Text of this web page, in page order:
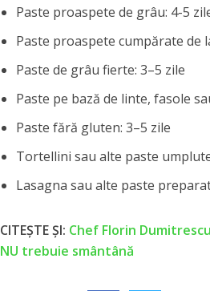
Paste proaspete de grâu: 4-5
Paste proaspete cumpărate de
Paste de grâu fierte: 3–5 zile
Paste pe bază de linte, fasole
Paste fără gluten: 3–5 zile
Tortellini sau alte paste
Lasagna sau alte paste
CITEȘTE ȘI: Chef Florin
NU trebuie smântână